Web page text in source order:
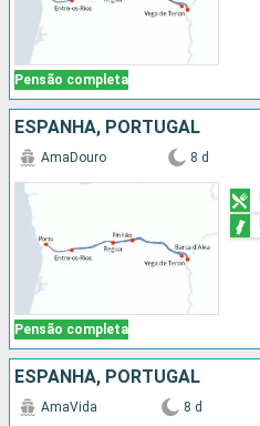
Pensão completa
ESPANHA, PORTUGAL
Pensão completa
AmaDouro 8 d
ESPANHA, PORTUGAL
AmaVida 8 d